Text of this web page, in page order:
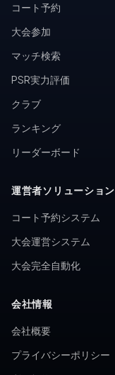
コート予約
大会参加
マッチ検索
PSR実力評価
クラブ
ランキング
リーダーボード
運営者ソリューション
コート予約システム
大会運営システム
大会完全自動化
会社情報
会社概要
プライバシーポリシー